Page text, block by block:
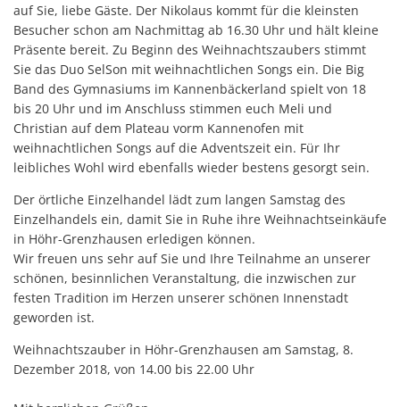
auf Sie, liebe Gäste. Der Nikolaus kommt für die kleinsten
Besucher schon am Nachmittag ab 16.30 Uhr und hält kleine
Präsente bereit. Zu Beginn des Weihnachtszaubers stimmt
Sie das Duo SelSon mit weihnachtlichen Songs ein. Die Big
Band des Gymnasiums im Kannenbäckerland spielt von 18
bis 20 Uhr und im Anschluss stimmen euch Meli und
Christian auf dem Plateau vorm Kannenofen mit
weihnachtlichen Songs auf die Adventszeit ein. Für Ihr
leibliches Wohl wird ebenfalls wieder bestens gesorgt sein.
Der örtliche Einzelhandel lädt zum langen Samstag des
Einzelhandels ein, damit Sie in Ruhe ihre Weihnachtseinkäufe
in Höhr-Grenzhausen erledigen können.
Wir freuen uns sehr auf Sie und Ihre Teilnahme an unserer
schönen, besinnlichen Veranstaltung, die inzwischen zur
festen Tradition im Herzen unserer schönen Innenstadt
geworden ist.
Weihnachtszauber in Höhr-Grenzhausen am Samstag, 8.
Dezember 2018, von 14.00 bis 22.00 Uhr